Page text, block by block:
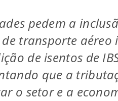
pedem a
de transporte
de isentos de
que a
o setor e a